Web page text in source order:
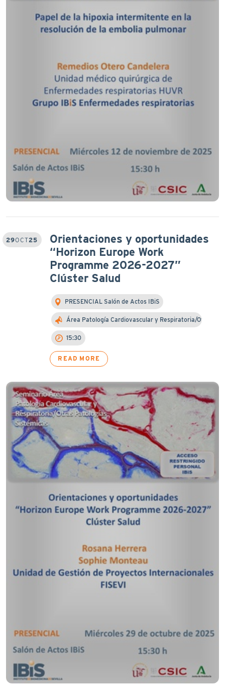
29OCT25
Orientaciones y oportunidades
“Horizon Europe Work
Programme 2026-2027”
Clúster Salud
PRESENCIAL Salón de Actos IBiS
Área Patología Cardiovascular y Respiratoria/Otra…
15:30
READ MORE